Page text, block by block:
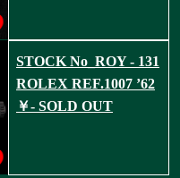
STOCK No_ROY - 131
ROLEX REF.1007 ’62
￥- SOLD OUT